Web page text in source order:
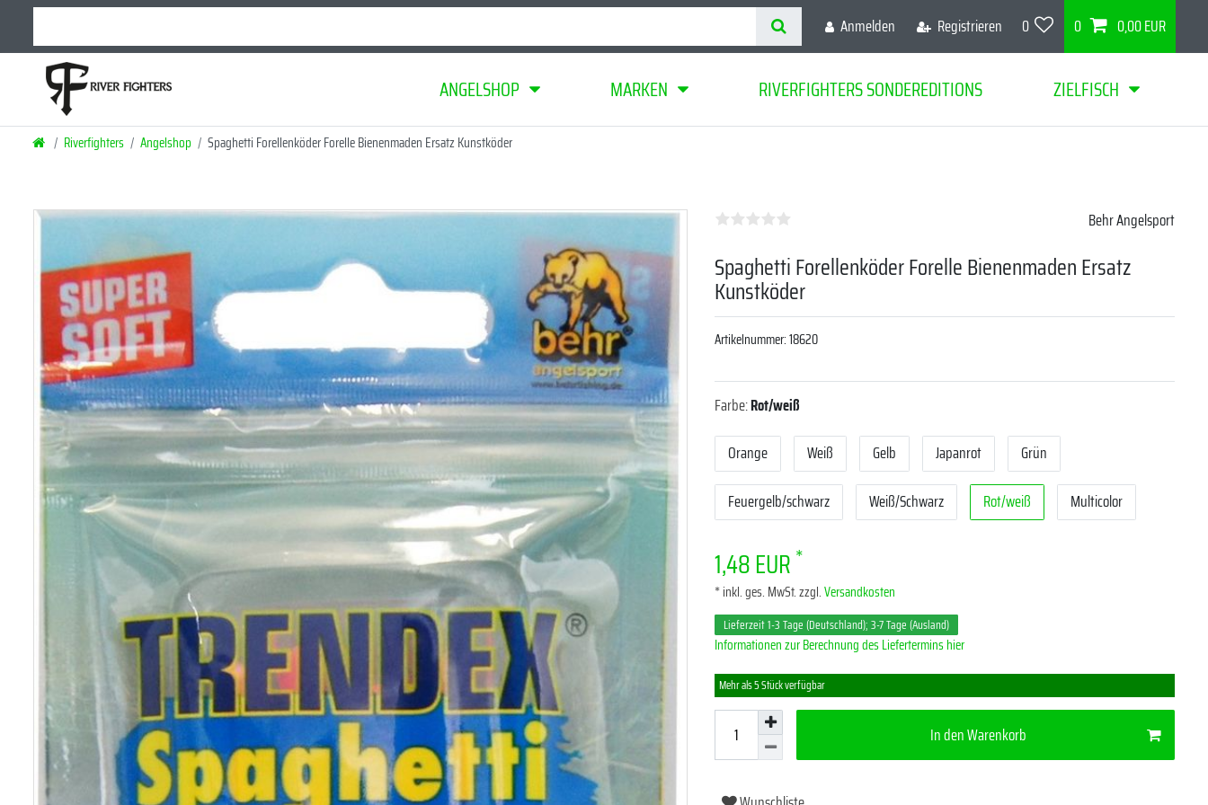
Anmelden Registrieren 0 0 0,00 EUR
ANGELSHOP MARKEN RIVERFIGHTERS SONDEREDITIONS ZIELFISCH
Riverfighters Angelshop Spaghetti Forellenköder Forelle Bienenmaden Ersatz Kunstköder
Behr Angelsport
Spaghetti Forellenköder Forelle Bienenmaden Ersatz
Kunstköder
Artikelnummer:18620
Farbe:Rot/weiß
Orange Weiß Gelb Japanrot Grün
Feuergelb/schwarz Weiß/Schwarz Rot/weiß Multicolor
1,48 EUR *
* inkl. ges. MwSt. zzgl.Versandkosten
Lieferzeit 1-3 Tage (Deutschland); 3-7 Tage (Ausland)
Informationen zur Berechnung des Liefertermins hier
Mehr als 5 Stück verfügbar
In den Warenkorb